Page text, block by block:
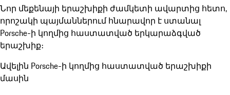
Նոր մեքենայի երաշխիքի ժամկետի ավարտից հետո,
որոշակի պայմաններում հնարավոր է ստանալ
Porsche-ի կողմից հաստատված երկարաձգված
երաշխիք։
Ավելին Porsche-ի կողմից հաստատված երաշխիքի
մասին